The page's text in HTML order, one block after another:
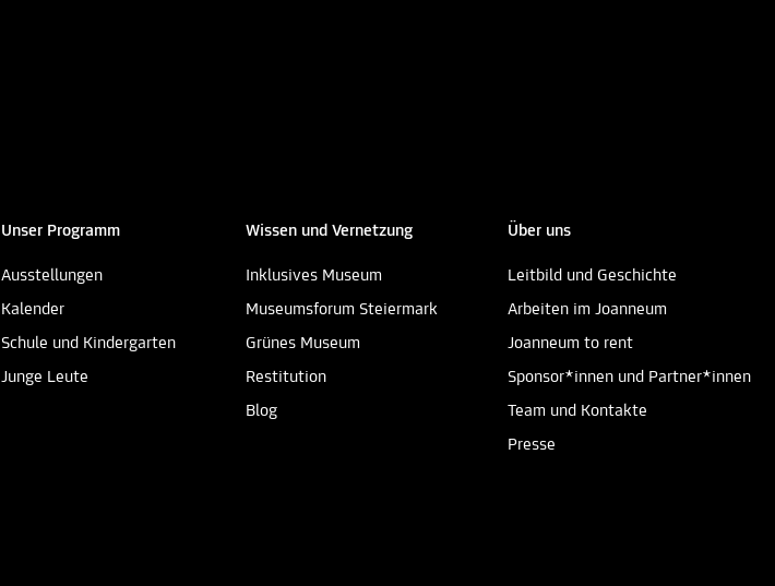
Unser Programm
Ausstellungen
Kalender
Schule und Kindergarten
Junge Leute
Wissen und Vernetzung
Inklusives Museum
Museumsforum Steiermark
Grünes Museum
Restitution
Blog
Über uns
Leitbild und Geschichte
Arbeiten im Joanneum
Joanneum to rent
Sponsor*innen und Partner*innen
Team und Kontakte
Presse